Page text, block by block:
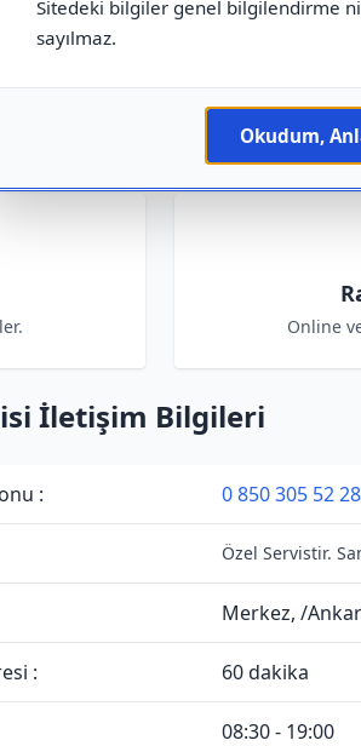
Sitedeki bilgiler genel bilgilendirme
sayılmaz.
Okudum,
Online
İletişim Bilgileri
: 0 850 305 52 28
Özel Servistir.
Merkez, /
: 60 dakika
08:30 - 19:00